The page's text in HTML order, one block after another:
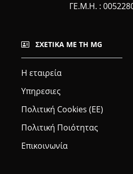
ΓΕ.Μ.Η. :
ΣΧΕΤΙΚΆ ΜΕ ΤΗ MG
Η εταιρεία
Υπηρεσιες
Πολιτική Cookies (ΕΕ)
Πολιτική Ποιότητας
Επικοινωνία